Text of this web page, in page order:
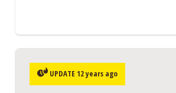
UPDATE 12 years ago